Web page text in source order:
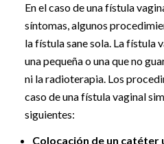
En el caso de una fístula
síntomas, algunos
la fístula sane sola. La fístula
una pequeña o una que no
ni la radioterapia. Los
caso de una fístula vaginal
siguientes:
Colocación de un catéter